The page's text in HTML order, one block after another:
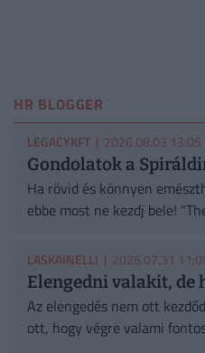
HR BLOGGER
LEGACYKFT | 2026.08.03 13:05
Gondolatok a
Ha rövid és könnyen
ebbe most ne kezdj bele!
LASKAINELLI | 2026.07.31
Elengedni valakit, de
Az elengedés nem ott
ott, hogy végre valami